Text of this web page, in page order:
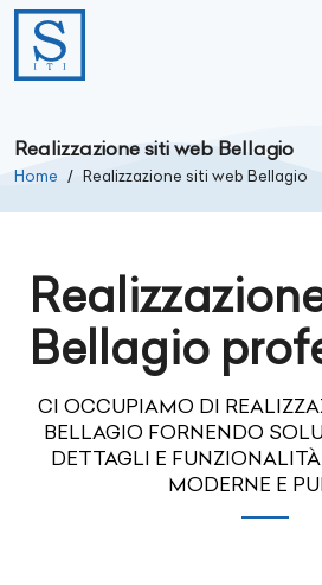
Realizzazione siti web Bellagio
Home Realizzazione siti web Bellagio
Bellagio
CI OCCUPIAMO DI
BELLAGIO FORNENDO
DETTAGLI E
MODERNE E